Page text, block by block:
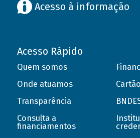
Acesso à informação
Acesso Rápido
Quem somos
Onde atuamos
Transparência
Consulta a
financiamentos